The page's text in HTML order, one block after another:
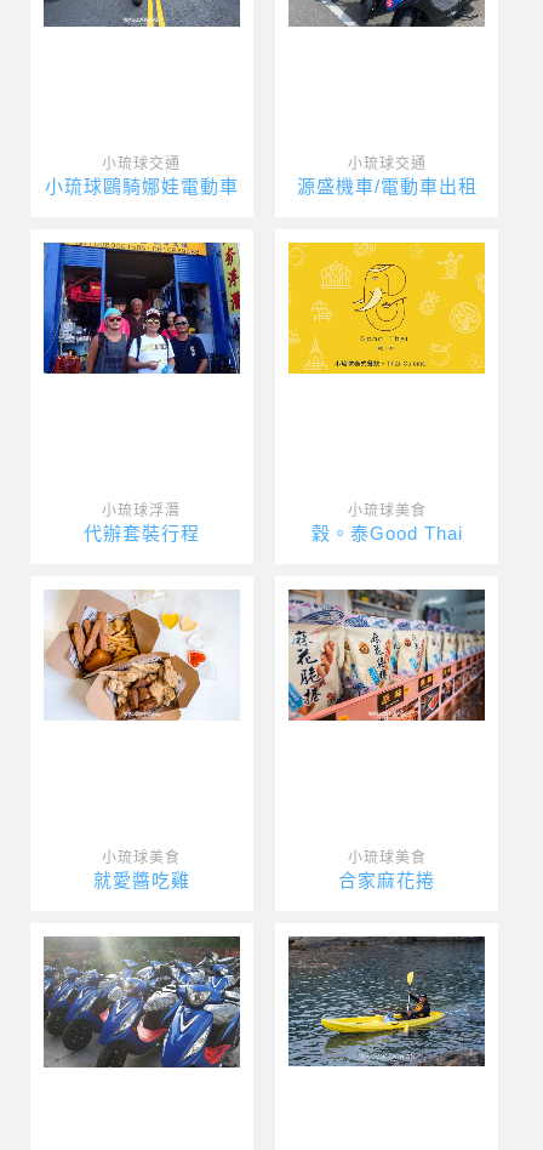
小琉球交通
小琉球鷗騎娜娃電動車
小琉球交通
源盛機車/電動車出租
小琉球浮潛
代辦套裝行程
小琉球美食
穀。泰Good Thai
小琉球美食
就愛醬吃雞
小琉球美食
合家麻花捲